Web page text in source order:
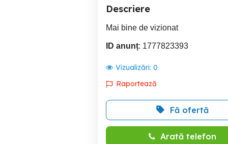
Descriere
Mai bine de vizionat
ID anunț: 1777823393
Vizualizări: 0
Raportează
Fă ofertă
Arată telefon